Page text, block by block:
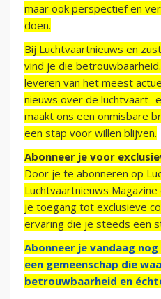
maar ook perspectief en
doen.
Bij Luchtvaartnieuws en
vind je die
leveren van het meest
nieuws over de luchtvaart-
maakt ons een onmisbare
een stap voor willen blijven.
Abonneer je voor
Door je te abonneren op
Luchtvaartnieuws
je toegang tot exclusieve
ervaring die je steeds een
Abonneer je vandaag
een gemeenschap die
betrouwbaarheid en